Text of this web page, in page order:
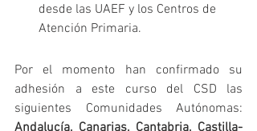
desde las UAEF y los Centros de
Atención Primaria.
Por el momento han confirmado su
adhesión a este curso del CSD las